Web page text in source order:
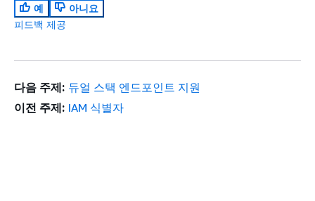
예
아니요
피드백 제공
다음 주제: 듀얼 스택 엔드포인트 지원
이전 주제: IAM 식별자